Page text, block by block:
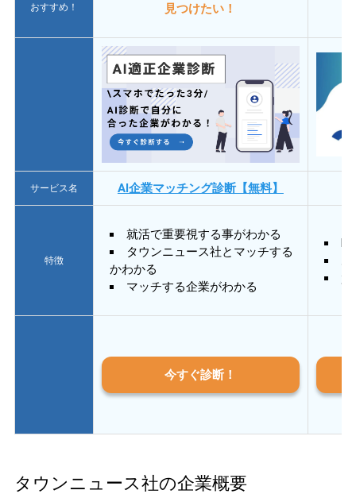
おすすめ！
見つけたい！
サービス名 AI企業マッチング診断【無料】
特徴
就活で重要視する事がわかる
タウンニュース社とマッチする
かわかる
マッチする企業がわかる
質
今すぐ診断！
タウンニュース社の企業概要